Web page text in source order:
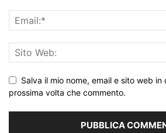
Salva il mio nome, email e sito web
prossima volta che commento.